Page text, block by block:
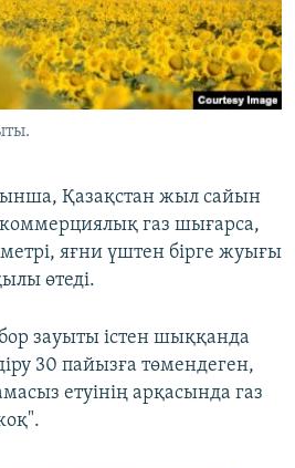
Қазақстан жыл сайын
газ шығарса,
яғни үштен бірге жуығы
өтеді.
зауыты істен шыққанда
30 пайызға төмендеген,
етуінің арқасында газ